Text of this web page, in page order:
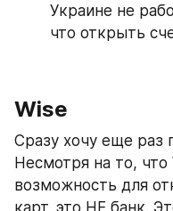
Украине не
что открыть
Wise
Сразу хочу еще раз
Несмотря на то, что
возможность для
карт, это НЕ банк.